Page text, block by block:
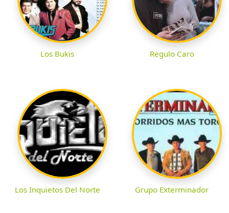
Los Bukis Regulo Caro
Los Inquietos Del Norte Grupo Exterminador